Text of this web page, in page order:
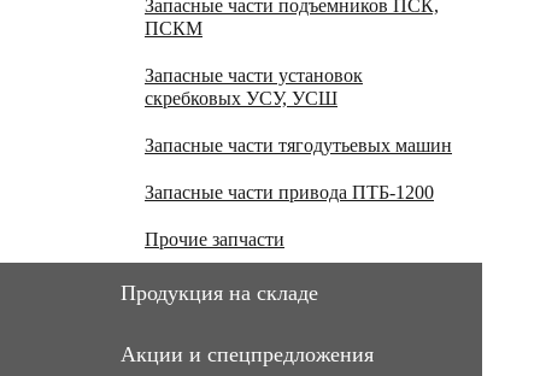
Запасные части подъемников ПСК,
ПСКМ
Запасные части установок
скребковых УСУ, УСШ
Запасные части тягодутьевых машин
Запасные части привода ПТБ-1200
Прочие запчасти
Продукция на складе
Акции и спецпредложения